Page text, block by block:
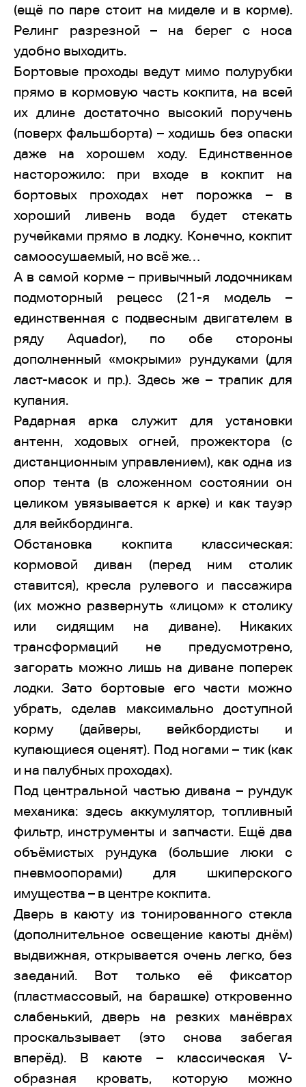
(ещё по паре стоит на миделе и в корме).
Релинг разрезной – на берег с носа
удобно выходить.
Бортовые проходы ведут мимо полурубки
прямо в кормовую часть кокпита, на всей
их длине достаточно высокий поручень
(поверх фальшборта) – ходишь без опаски
даже на хорошем ходу. Единственное
насторожило: при входе в кокпит на
бортовых проходах нет порожка – в
хороший ливень вода будет стекать
ручейками прямо в лодку. Конечно, кокпит
самоосушаемый, но всё же…
А в самой корме – привычный лодочникам
подмоторный рецесс (21-я модель –
единственная с подвесным двигателем в
ряду Aquador), по обе стороны
дополненный «мокрыми» рундуками (для
ласт-масок и пр.). Здесь же – трапик для
купания.
Радарная арка служит для установки
антенн, ходовых огней, прожектора (с
дистанционным управлением), как одна из
опор тента (в сложенном состоянии он
целиком увязывается к арке) и как тауэр
для вейкбординга.
Обстановка кокпита классическая:
кормовой диван (перед ним столик
ставится), кресла рулевого и пассажира
(их можно развернуть «лицом» к столику
или сидящим на диване). Никаких
трансформаций не предусмотрено,
загорать можно лишь на диване поперек
лодки. Зато бортовые его части можно
убрать, сделав максимально доступной
корму (дайверы, вейкбордисты и
купающиеся оценят). Под ногами – тик (как
и на палубных проходах).
Под центральной частью дивана – рундук
механика: здесь аккумулятор, топливный
фильтр, инструменты и запчасти. Ещё два
объёмистых рундука (большие люки с
пневмоопорами) для шкиперского
имущества – в центре кокпита.
Дверь в каюту из тонированного стекла
(дополнительное освещение каюты днём)
выдвижная, открывается очень легко, без
заеданий. Вот только её фиксатор
(пластмассовый, на барашке) откровенно
слабенький, дверь на резких манёврах
проскальзывает (это снова забегая
вперёд). В каюте – классическая V-
образная кровать, которую можно